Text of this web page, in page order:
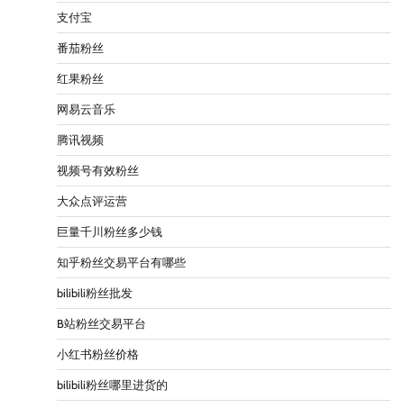
支付宝
番茄粉丝
红果粉丝
网易云音乐
腾讯视频
视频号有效粉丝
大众点评运营
巨量千川粉丝多少钱
知乎粉丝交易平台有哪些
bilibili粉丝批发
B站粉丝交易平台
小红书粉丝价格
bilibili粉丝哪里进货的